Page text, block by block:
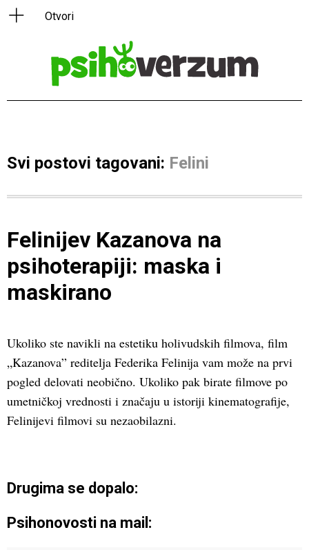
Svi postovi tagovani: Felini
Felinijev Kazanova na
psihoterapiji: maska i
maskirano
Ukoliko ste navikli na estetiku holivudskih filmova, film
„Kazanova” reditelja Federika Felinija vam može na prvi
pogled delovati neobično. Ukoliko pak birate filmove po
umetničkoj vrednosti i značaju u istoriji kinematografije,
Felinijevi filmovi su nezaobilazni.
Drugima se dopalo:
Psihonovosti na mail: